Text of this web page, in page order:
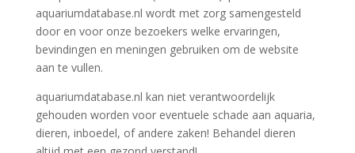
aquariumdatabase.nl wordt met zorg samengesteld
door en voor onze bezoekers welke ervaringen,
bevindingen en meningen gebruiken om de website
aan te vullen.
aquariumdatabase.nl kan niet verantwoordelijk
gehouden worden voor eventuele schade aan aquaria,
dieren, inboedel, of andere zaken! Behandel dieren